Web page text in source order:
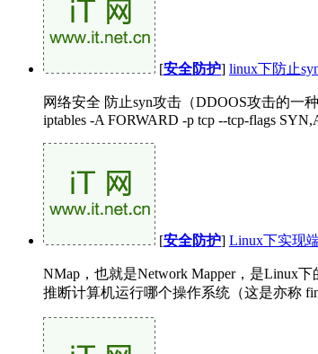
[安全防护] linux下防止
网络安全 防止syn攻击（DDOOS攻击的一
iptables -A FORWARD -p tcp --tcp-flags
[安全防护] Linux下实现
NMap，也就是Network Mapper，是Linux
推断计算机运行哪个操作系统（这是亦称